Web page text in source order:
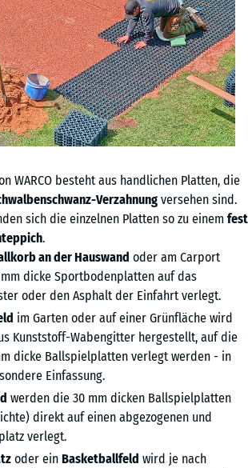
WARCO besteht aus handlichen Platten, die
Verzahnung versehen sind.
sich die einzelnen Platten so zu einem fest
.
an der Hauswand oder am Carport
dicke Sportbodenplatten auf das
oder den Asphalt der Einfahrt verlegt.
im Garten oder auf einer Grünfläche wird
Kunststoff-Wabengitter hergestellt, auf die
dicke Ballspielplatten verlegt werden - in
Einfassung.
werden die 30 mm dicken Ballspielplatten
direkt auf einen abgezogenen und
verlegt.
oder ein Basketballfeld wird je nach